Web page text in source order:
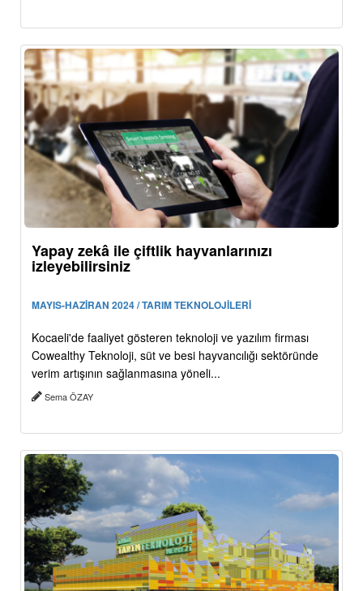
Yapay zekâ ile çiftlik hayvanlarınızı
izleyebilirsiniz
MAYIS-HAZİRAN 2024 / TARIM TEKNOLOJİLERİ
Kocaeli'de faaliyet gösteren teknoloji ve yazılım firması
Cowealthy Teknoloji, süt ve besi hayvancılığı sektöründe
verim artışının sağlanmasına yöneli...
Sema ÖZAY